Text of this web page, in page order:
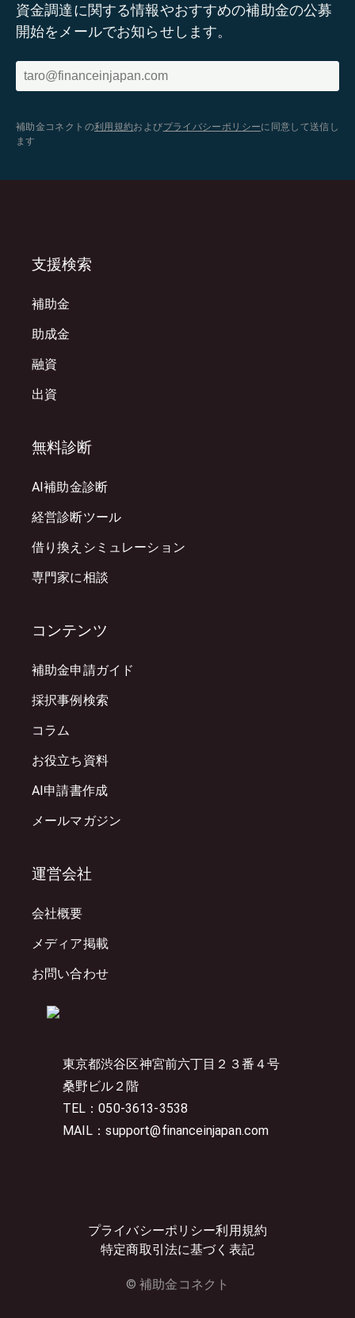
資金調達に関する情報やおすすめの補助金の公募
開始をメールでお知らせします。
補助金コネクトの利用規約およびプライバシーポリシーに同意して送信し
ます
東京都渋谷区神宮前六丁目２３番４号
桑野ビル２階
TEL：050-3613-3538
MAIL：support@financeinjapan.com
プライバシーポリシー利用規約
特定商取引法に基づく表記
© 補助金コネクト
支援検索
補助金
助成金
融資
出資
無料診断
AI補助金診断
経営診断ツール
借り換えシミュレーション
専門家に相談
コンテンツ
補助金申請ガイド
採択事例検索
コラム
お役立ち資料
AI申請書作成
メールマガジン
運営会社
会社概要
メディア掲載
お問い合わせ